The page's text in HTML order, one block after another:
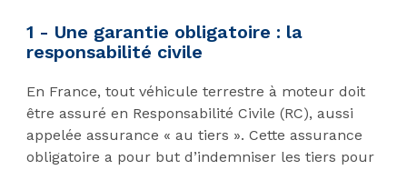
1 - Une garantie obligatoire : la
responsabilité civile
En France, tout véhicule terrestre à moteur doit
être assuré en Responsabilité Civile (RC), aussi
appelée assurance « au tiers ». Cette assurance
obligatoire a pour but d’indemniser les tiers pour